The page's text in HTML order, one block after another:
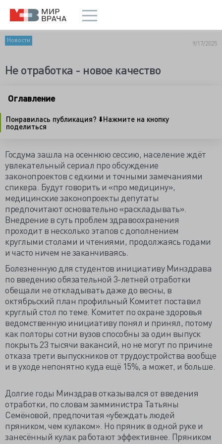
Новости 9/17/2025
Не отработка - новое качество
Оглавление
Понравилась публикация? ⬇️Нажмите на кнопку
поделиться
Госдума зашла на осеннюю сессию, население ждёт
увлекательный сериал про обсуждение
законопроектов с едкими и точными замечаниями
спикера. Будут говорить и «про медицину»,
медицинские законопроекты депутаты
предпочитают основательно «раскладывать».
Внедрение в суть проблем здравоохранения
проходит в несколько этапов с дополнением
круглыми столами и чтениями, продолжаясь годами
и часто ничем не заканчиваясь.
Болезненную для студентов инициативу Минздрава
по введению обязательной 3-летней отработки
обещали не откладывать даже до весны, в
октябрьский план профильный Комитет поставил
круглый стол по теме. Комитет по охране здоровья
ведомственную инициативу понял и принял, потому
как полторы сотни вузов способны за один выпуск
покрыть 23 тысячи вакансий, но не могут по причине
отказа трети выпускников от трудоустройства вообще
и в уходе непонятно куда ещё 15%, а может, и больше.
Долгие годы Минздрав отказывался от введения
отработки, по словам замминистра Татьяны
Семёновой, предпочитая «убеждать людей
пряником, чем кулаком». Но пряник в одной руке и
занесённый кулак работают эффективнее. Пряником